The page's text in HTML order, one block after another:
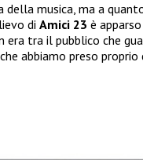
della musica, ma a
di Amici 23 è
era tra il pubblico che
abbiamo preso proprio